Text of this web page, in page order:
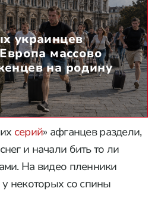
украинцев
массово
на родину
серий» афганцев раздели,
и начали бить то ли
На видео пленники
у некоторых со спины